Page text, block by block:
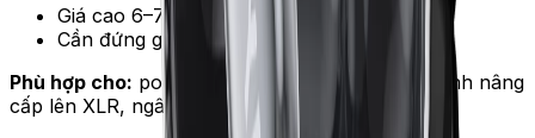
Giá cao 6–7,5 triệu
Cần đứng gần 5–10cm để giọng rõ
Phù hợp cho: podcaster nghiêm túc, người dự định nâng
cấp lên XLR, ngân sách 6–8 triệu.